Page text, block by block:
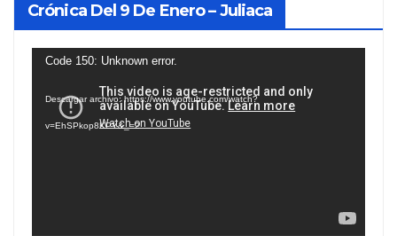
Crónica Del 9 De Enero – Juliaca
Reproductor
vídeo
Code 150: Unknown error.
Descargar archivo: https://www.youtube.com/watch?
v=EhSPkop8KPY&_=2